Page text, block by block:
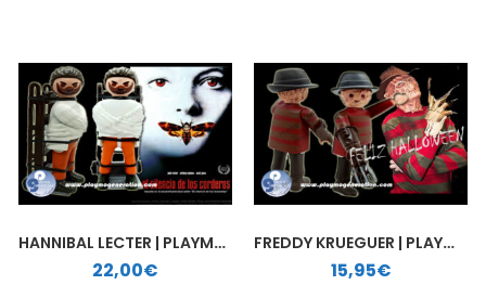
HANNIBAL LECTER | PLAYMOBIL PERSONALIZADO
22,00€
FREDDY KRUEGUER | PLAYMOBIL PERSONALIZADO
15,95€